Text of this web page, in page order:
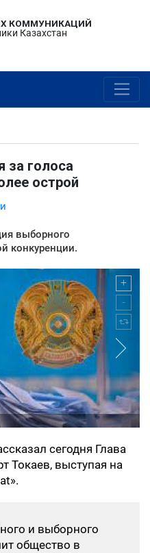
КОММУНИКАЦИЙ
Казахстан
за голоса
острой
выборного
конкуренции.
сегодня Глава
Токаев, выступая на
и выборного
общество в